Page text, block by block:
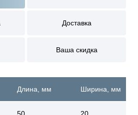
Доставка
Ваша скидка
Длина, мм Ширина, мм